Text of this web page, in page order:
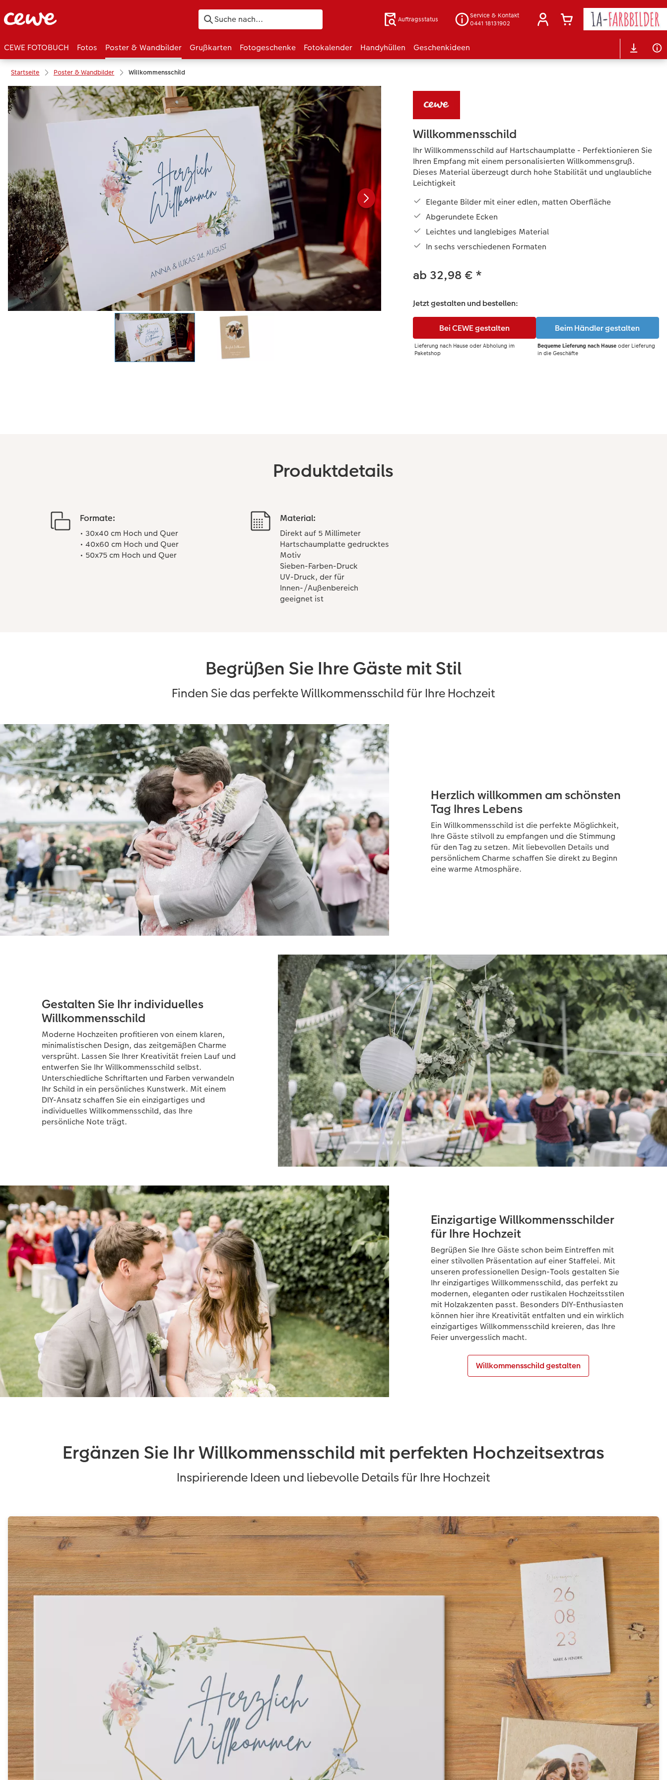
Auftragsstatus
Service & Kontakt
0441 18131902
CEWE FOTOBUCH Fotos Poster & Wandbilder Grußkarten Fotogeschenke Fotokalender Handyhüllen Geschenkideen
Startseite Poster & Wandbilder Willkommensschild
Willkommensschild
Ihr Willkommensschild auf Hartschaumplatte - Perfektionieren Sie
Ihren Empfang mit einem personalisierten Willkommensgruß.
Dieses Material überzeugt durch hohe Stabilität und unglaubliche
Leichtigkeit
Elegante Bilder mit einer edlen, matten Oberfläche
Abgerundete Ecken
Leichtes und langlebiges Material
In sechs verschiedenen Formaten
ab 32,98 € *
Jetzt gestalten und bestellen:
Produktdetails
Formate:
• 30x40 cm Hoch und Quer
• 40x60 cm Hoch und Quer
• 50x75 cm Hoch und Quer
Material:
Direkt auf 5 Millimeter
Hartschaumplatte gedrucktes
Motiv
Sieben-Farben-Druck
UV-Druck, der für
Innen-/Außenbereich
geeignet ist
Begrüßen Sie Ihre Gäste mit Stil
Finden Sie das perfekte Willkommensschild für Ihre Hochzeit
Herzlich willkommen am schönsten
Tag Ihres Lebens
Ein Willkommensschild ist die perfekte Möglichkeit,
Ihre Gäste stilvoll zu empfangen und die Stimmung
für den Tag zu setzen. Mit liebevollen Details und
persönlichem Charme schaffen Sie direkt zu Beginn
eine warme Atmosphäre.
Gestalten Sie Ihr individuelles
Willkommensschild
Moderne Hochzeiten profitieren von einem klaren,
minimalistischen Design, das zeitgemäßen Charme
versprüht. Lassen Sie Ihrer Kreativität freien Lauf und
entwerfen Sie Ihr Willkommensschild selbst.
Unterschiedliche Schriftarten und Farben verwandeln
Ihr Schild in ein persönliches Kunstwerk. Mit einem
DIY-Ansatz schaffen Sie ein einzigartiges und
individuelles Willkommensschild, das Ihre
persönliche Note trägt.
Einzigartige Willkommensschilder
für Ihre Hochzeit
Begrüßen Sie Ihre Gäste schon beim Eintreffen mit
einer stilvollen Präsentation auf einer Staffelei. Mit
unseren professionellen Design-Tools gestalten Sie
Ihr einzigartiges Willkommensschild, das perfekt zu
modernen, eleganten oder rustikalen Hochzeitsstilen
mit Holzakzenten passt. Besonders DIY-Enthusiasten
können hier ihre Kreativität entfalten und ein wirklich
einzigartiges Willkommensschild kreieren, das Ihre
Feier unvergesslich macht.
Willkommensschild gestalten
Ergänzen Sie Ihr Willkommensschild mit perfekten Hochzeitsextras
Inspirierende Ideen und liebevolle Details für Ihre Hochzeit